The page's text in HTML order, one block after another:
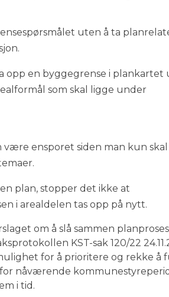
uten å ta
opp en byggegrense i plankartet
som skal ligge under
ensporet siden man kun skal
plan, stopper det ikke at
i arealdelen tas opp på nytt.
om å slå sammen
KST-sak 120/22
for å prioritere og rekke å
nåværende
i tid.